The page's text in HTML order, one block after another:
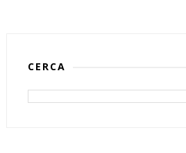
CERCA